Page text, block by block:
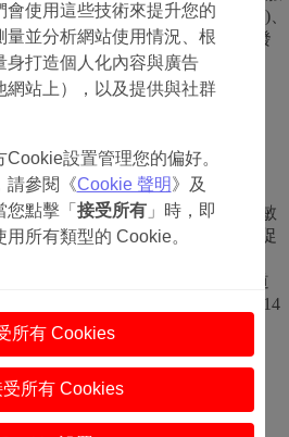
會使用這些技術來提升您的
量並分析網站使用情況、根
身打造個人化內容與廣告
網站上），以及提供與社群
設置管理您的偏好。
請參閱《Cookie 聲明》及
您點擊「 接受所有」時，即
所有類型的 Cookie。
所有 Cookies
所有 Cookies
單管理平台(包括CommerceTools)、
務供應商（包括但不限於奶粉批發
公司、電訊公司及資訊科技公
下參閲我們的《私隱政策》
之權利
們所持關於閣下的個人資料(包括敏
下同意我們使用個人資料作直接促
資料保護主任（發送電郵至
郵寄至以下地址：香港北角電氣道
我們一般會在收到閣下的通知後14